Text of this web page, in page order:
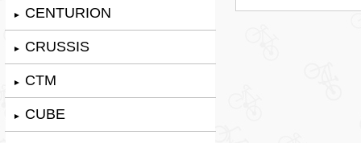
► CENTURION
► CRUSSIS
► CTM
► CUBE